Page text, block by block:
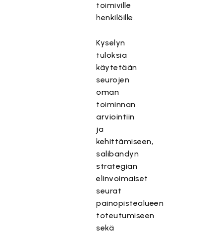
toimiville
henkilöille.
Kyselyn
tuloksia
käytetään
seurojen
oman
toiminnan
arviointiin
ja
kehittämiseen,
salibandyn
strategian
elinvoimaiset
seurat
painopistealueen
toteutumiseen
sekä